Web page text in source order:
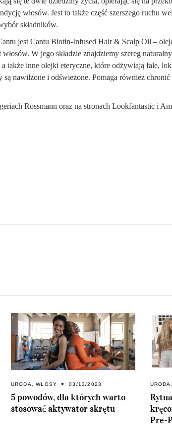
włosów. Jest to także część szerszego ruchu
składników.
jest Cantu Biotin-Infused Hair & Scalp Oil –
W jego składzie znajdziemy szereg
także inne olejki eteryczne, które odżywiają fale,
nawilżone i odświeżone. Pomaga również chronić
Rossmann oraz na stronach Lookfantastic i
URODA ,WŁOSY 03/13/2023
5 powodów, dla których warto
stosować aktywator skrętu
URODA
Pre-